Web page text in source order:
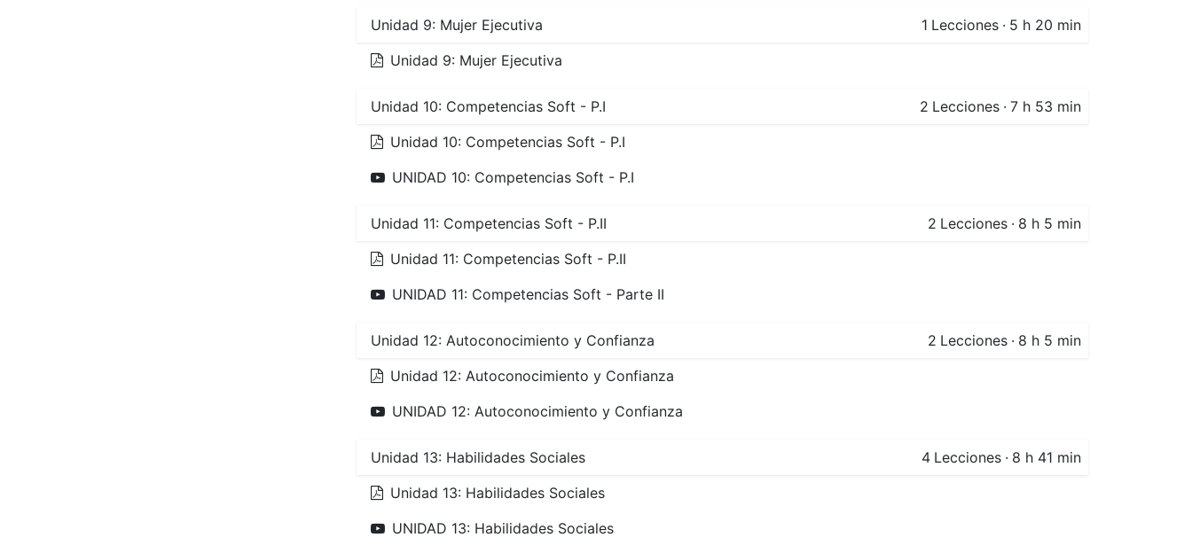
Unidad 9: Mujer Ejecutiva 1 Lecciones · 5 h 20 min
Unidad 9: Mujer Ejecutiva
Unidad 10: Competencias Soft - P.I 2 Lecciones · 7 h 53 min
Unidad 10: Competencias Soft - P.I
UNIDAD 10: Competencias Soft - P.I
Unidad 11: Competencias Soft - P.II 2 Lecciones · 8 h 5 min
Unidad 11: Competencias Soft - P.II
UNIDAD 11: Competencias Soft - Parte II
Unidad 12: Autoconocimiento y Confianza 2 Lecciones · 8 h 5 min
Unidad 12: Autoconocimiento y Confianza
UNIDAD 12: Autoconocimiento y Confianza
Unidad 13: Habilidades Sociales 4 Lecciones · 8 h 41 min
Unidad 13: Habilidades Sociales
UNIDAD 13: Habilidades Sociales